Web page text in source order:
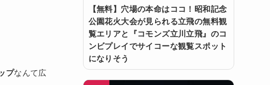
プなんて広
【無料】穴場の本命はココ！昭和記念
公園花火大会が見られる立飛の無料観
覧エリアと『コモンズ立川立飛』のコ
ンビプレイでサイコーな観覧スポット
になりそう